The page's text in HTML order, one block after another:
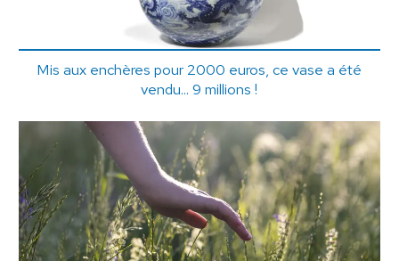
Mis aux enchères pour 2000 euros, ce vase a été
vendu... 9 millions !